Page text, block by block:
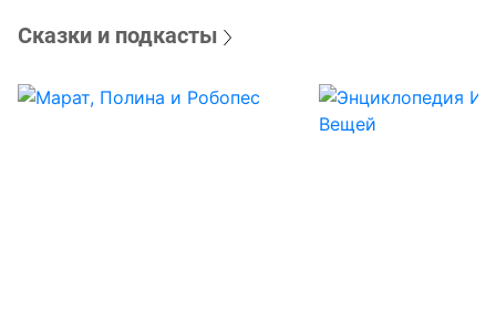
Сказки и подкасты